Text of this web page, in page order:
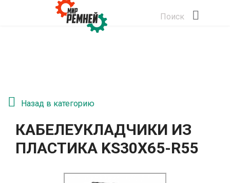
Поиск
Назад в категорию
КАБЕЛЕУКЛАДЧИКИ ИЗ
ПЛАСТИКА KS30Х65-R55